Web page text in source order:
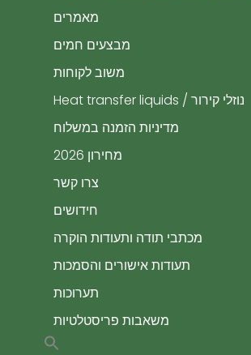
מאמרים
מבצעים חמים
משוב לקוחות
נוזלי קירור / Heat transfer liquids
​מדיניות הזמנה במשלוח
מחירון 2026
צרו קשר
חידושים
מכתבי תודה ותעודות הוקרה
תעודות אישורים והסמכות
תערוכות
משאבות פריסטלטיות